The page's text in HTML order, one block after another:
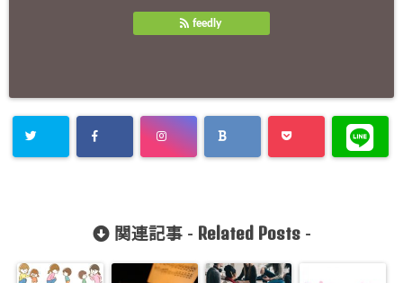
feedly
関連記事 - Related Posts-